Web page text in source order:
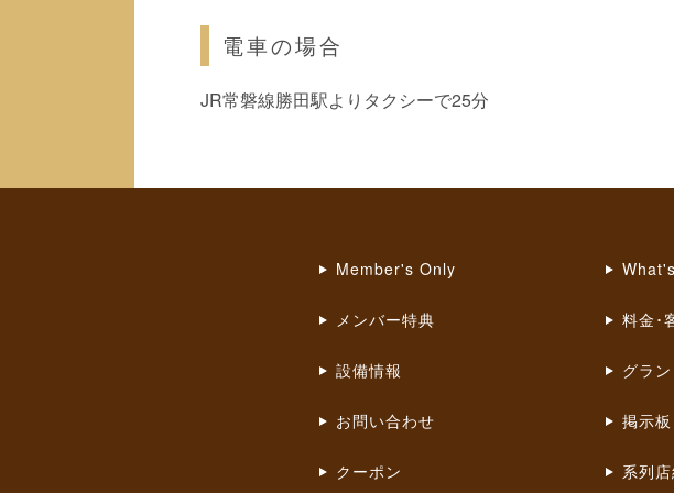
電車の場合
JR常磐線勝田駅よりタクシーで25分
Member's Only
メンバー特典 料金･
設備情報 グラ
お問い合わせ 掲示板
クーポン 系列